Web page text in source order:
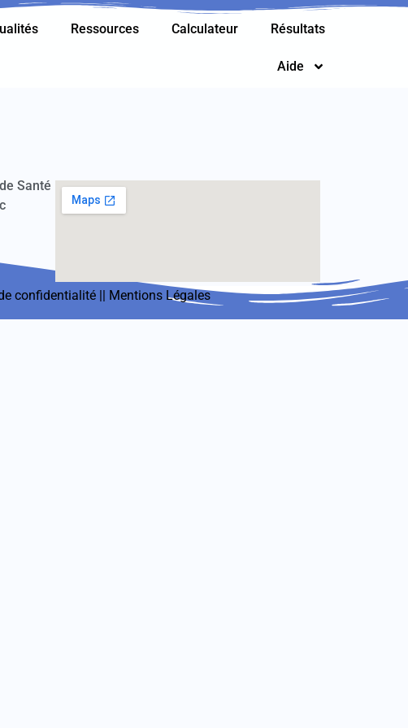
Ressources Calculateur Résultats
Aide
Santé
confidentialité || Mentions Légales